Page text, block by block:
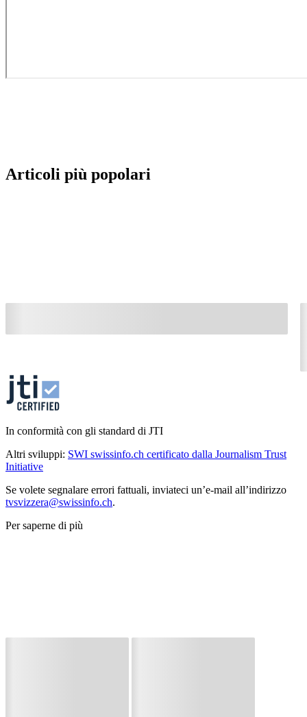
Articoli più popolari
In conformità con gli standard di JTI
Altri sviluppi: SWI swissinfo.ch certificato dalla Journalism Trust
Initiative
Se volete segnalare errori fattuali, inviateci un’e-mail all’indirizzo
tvsvizzera@swissinfo.ch.
Per saperne di più